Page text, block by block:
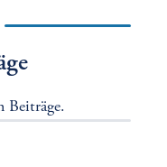
Beiträge.